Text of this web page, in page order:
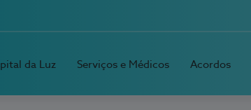
da Luz Serviços e Médicos Acordos